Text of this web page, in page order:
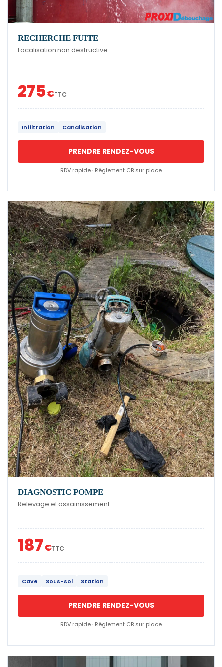
RECHERCHE FUITE
Localisation non destructive
275€TTC
Infiltration Canalisation
PRENDRE RENDEZ-VOUS
RDV rapide · Règlement CB sur place
DIAGNOSTIC POMPE
Relevage et assainissement
187€TTC
Cave Sous-sol Station
PRENDRE RENDEZ-VOUS
RDV rapide · Règlement CB sur place